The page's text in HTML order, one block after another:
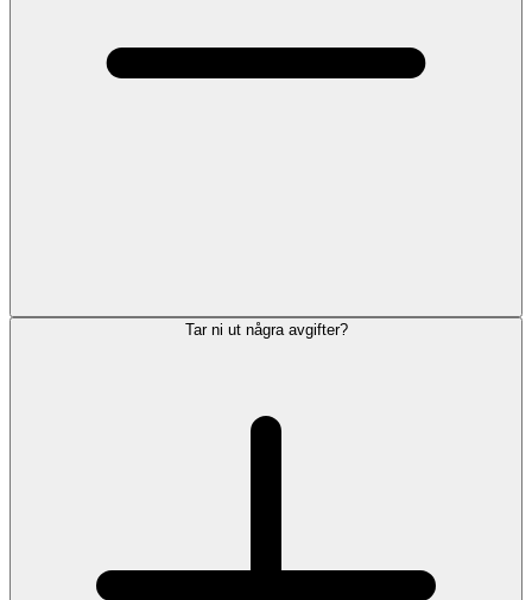
Tar ni ut några avgifter?